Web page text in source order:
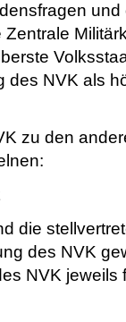
des NVK als
zu den
die
des NVK
NVK jeweils